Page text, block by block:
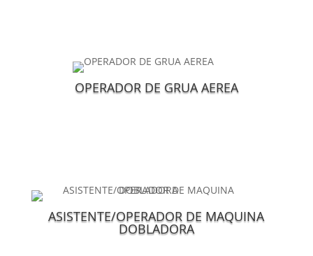
OPERADOR DE GRUA AEREA
ASISTENTE/OPERADOR DE MAQUINA
DOBLADORA